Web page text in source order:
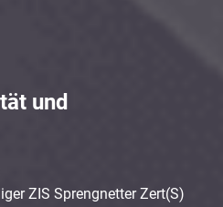
und
ZIS Sprengnetter Zert(S)